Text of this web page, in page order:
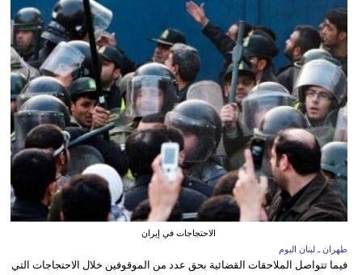
الاحتجاجات في إيران
طهران ـ لبنان اليوم
فيما تتواصل الملاحقات القضائية بحق عدد من الموقوفين خلال الاحتجاجات التي